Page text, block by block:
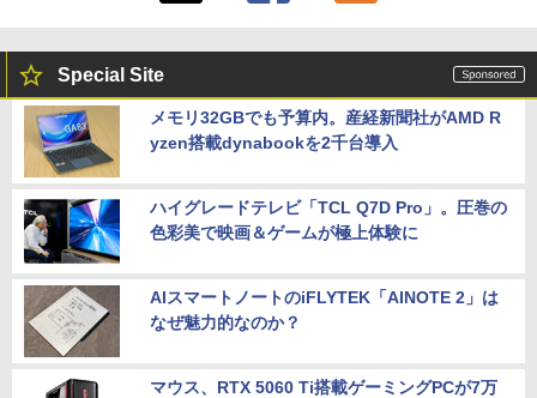
Special Site
メモリ32GBでも予算内。産経新聞社がAMD R
yzen搭載dynabookを2千台導入
ハイグレードテレビ「TCL Q7D Pro」。圧巻の
色彩美で映画＆ゲームが極上体験に
AIスマートノートのiFLYTEK「AINOTE 2」は
なぜ魅力的なのか？
マウス、RTX 5060 Ti搭載ゲーミングPCが7万